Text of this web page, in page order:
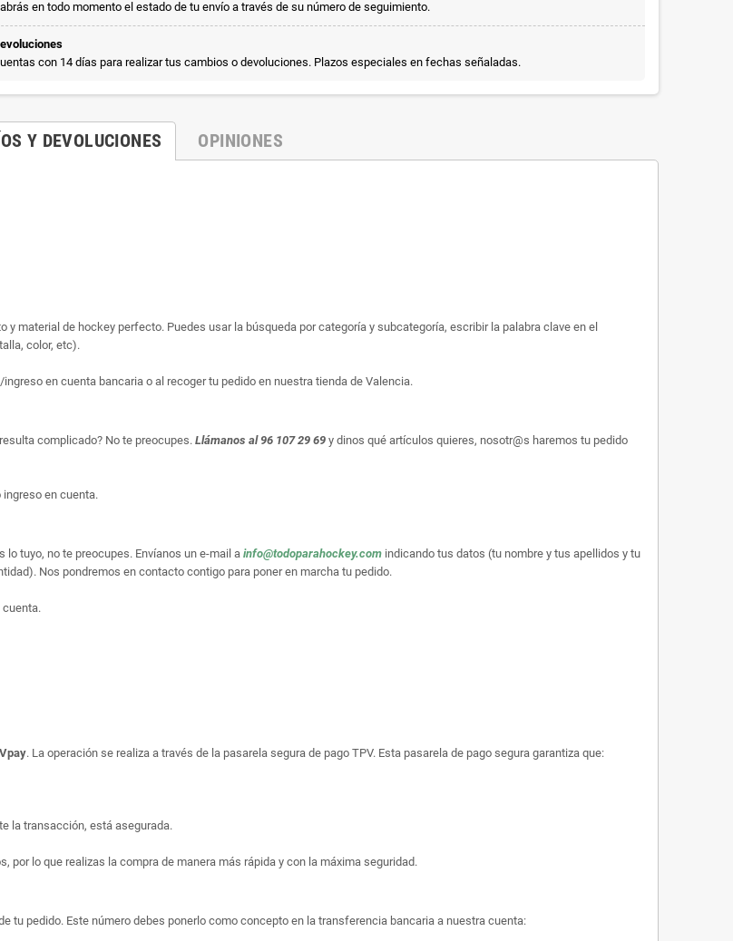
en todo momento el estado de tu envío a través de su número de seguimiento.
con 14 días para realizar tus cambios o devoluciones. Plazos especiales en fechas señaladas.
Y DEVOLUCIONES OPINIONES
material de hockey perfecto. Puedes usar la búsqueda por categoría y subcategoría, escribir la palabra clave en el
color, etc).
en cuenta bancaria o al recoger tu pedido en nuestra tienda de Valencia.
complicado? No te preocupes. Llámanos al 96 107 29 69 y dinos qué artículos quieres, nosotr@s haremos tu pedido
en cuenta.
tuyo, no te preocupes. Envíanos un e-mail a info@todoparahockey.com indicando tus datos (tu nombre y tus apellidos y tu
Nos pondremos en contacto contigo para poner en marcha tu pedido.
. La operación se realiza a través de la pasarela segura de pago TPV. Esta pasarela de pago segura garantiza que:
la transacción, está asegurada.
lo que realizas la compra de manera más rápida y con la máxima seguridad.
tu pedido. Este número debes ponerlo como concepto en la transferencia bancaria a nuestra cuenta: